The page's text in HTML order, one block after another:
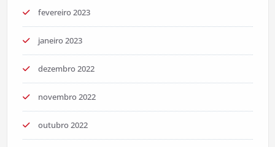
fevereiro 2023
janeiro 2023
dezembro 2022
novembro 2022
outubro 2022